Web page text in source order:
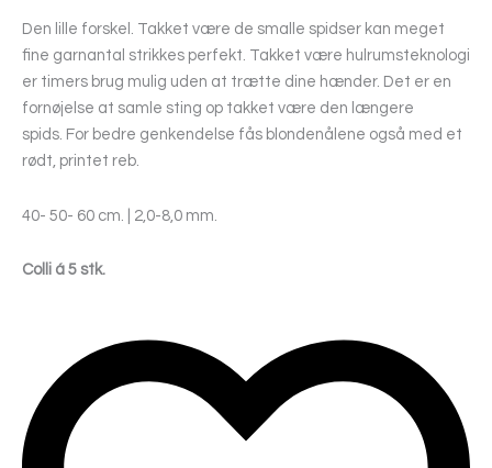
Den lille forskel. Takket være de smalle spidser kan meget
fine garnantal strikkes perfekt. Takket være hulrumsteknologi
er timers brug mulig uden at trætte dine hænder. Det er en
fornøjelse at samle sting op takket være den længere
spids. For bedre genkendelse fås blondenålene også med et
rødt, printet reb.
40- 50- 60 cm. | 2,0-8,0 mm.
Colli á 5 stk.